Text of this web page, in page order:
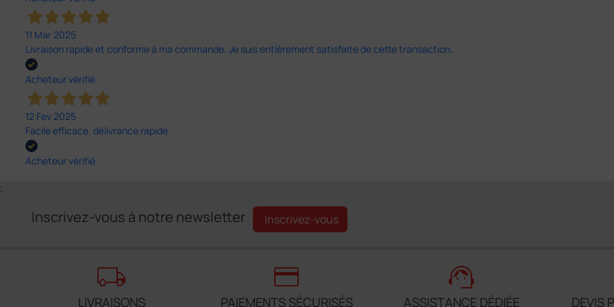
11 Mar 2025
Livraison rapide et conforme à ma commande. Je suis entièrement satisfaite de cette transaction.
Acheteur vérifié
12 Fev 2025
Facile efficace. délivrance rapide.
Acheteur vérifié
;
Inscrivez-vous à notre newsletter Inscrivez-vous
local_shipping
LIVRAISONS
credit_card
PAIEMENTS SÉCURISÉS
support_agent
ASSISTANCE DÉDIÉE DEVIS